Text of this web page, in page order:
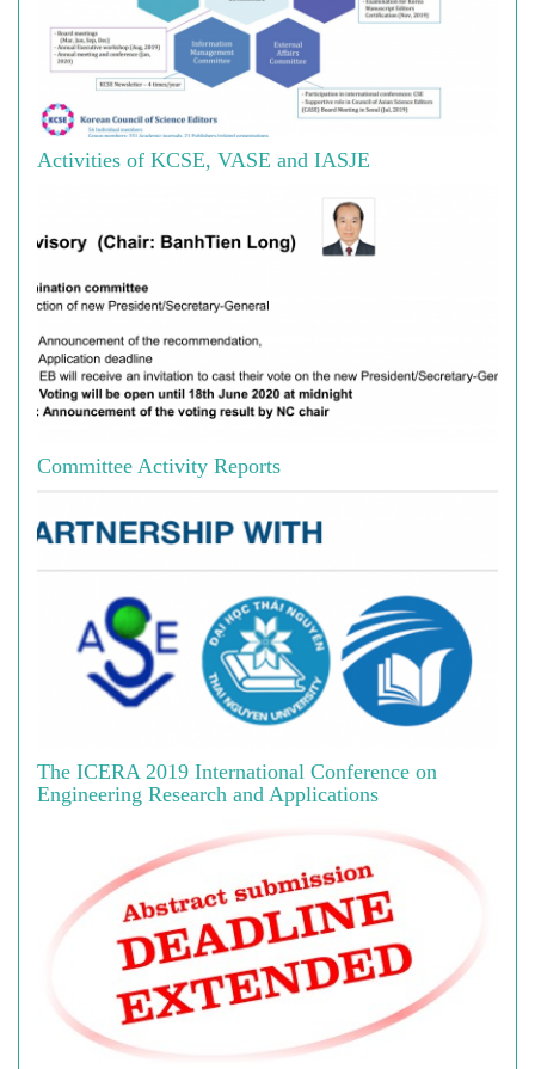
Activities of KCSE, VASE and IASJE
Committee Activity Reports
The ICERA 2019 International Conference on
Engineering Research and Applications